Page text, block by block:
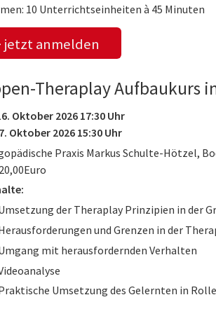
10 Unterrichtseinheiten à 45 Minuten
jetzt anmelden
Theraplay Aufbaukurs
Oktober 2026 17:30 Uhr
Oktober 2026 15:30 Uhr
Praxis Markus Schulte-Hötzel,
der Theraplay Prinzipien in der
und Grenzen in der
mit herausfordernden Verhalten
Umsetzung des Gelernten in